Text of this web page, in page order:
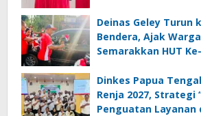
Deinas Geley Turun
Bendera, Ajak
Semarakkan HUT
Dinkes Papua
Renja 2027, Strategi
Penguatan Layanan